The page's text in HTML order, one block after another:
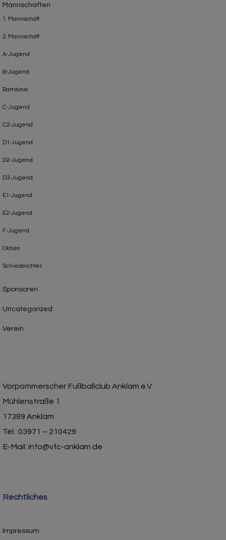
Mannschaften
1. Mannschaft
2. Mannschaft
A-Jugend
B-Jugend
Bambinis
C-Jugend
C2-Jugend
D1-Jugend
D2-Jugend
D3-Jugend
E1-Jugend
E2-Jugend
F-Jugend
Oldies
Schiedsrichter
Sponsoren
Uncategorized
Verein
Vorpommerscher Fußballclub Anklam e.V.
Mühlenstraße 1
17389 Anklam
Tel.: 03971 – 210429
E-Mail: info@vfc-anklam.de
Rechtliches
Impressum